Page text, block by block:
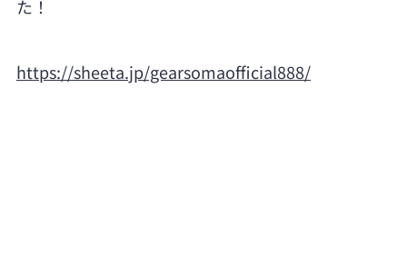
た！
https://sheeta.jp/gearsomaofficial888/